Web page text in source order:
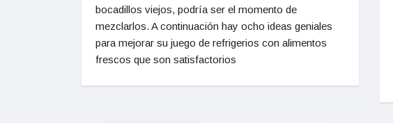
bocadillos viejos, podría ser el momento de
mezclarlos. A continuación hay ocho ideas geniales
para mejorar su juego de refrigerios con alimentos
frescos que son satisfactorios